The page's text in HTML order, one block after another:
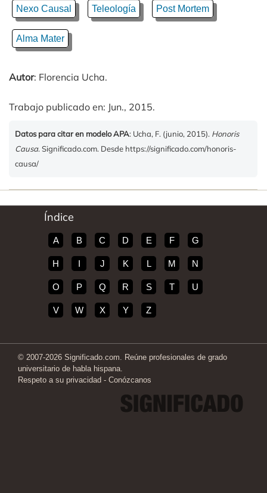
Nexo Causal Teleología Post Mortem
Alma Mater
Autor: Florencia Ucha.
Trabajo publicado en: Jun., 2015.
Datos para citar en modelo APA: Ucha, F. (junio, 2015). Honoris
Causa. Significado.com. Desde https://significado.com/honoris-
causa/
Índice
A B C D E F G
H I J K L M N
O P Q R S T U
V W X Y Z
© 2007-2026 Significado.com. Reúne profesionales de grado
universitario de habla hispana.
Respeto a su privacidad - Conózcanos